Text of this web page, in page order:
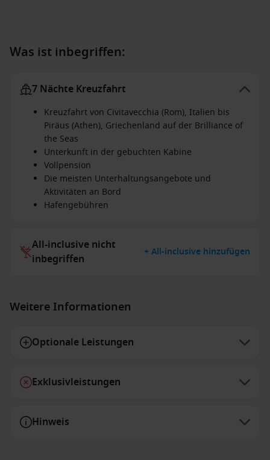
Was ist inbegriffen:
7 Nächte Kreuzfahrt
Kreuzfahrt von Civitavecchia (Rom), Italien bis
Piräus (Athen), Griechenland auf der Brilliance of
the Seas
Unterkunft in der gebuchten Kabine
Vollpension
Die meisten Unterhaltungsangebote und
Aktivitäten an Bord
Hafengebühren
All-inclusive nicht
inbegriffen
+ All-inclusive hinzufügen
Weitere Informationen
Optionale Leistungen
Exklusivleistungen
Hinweis